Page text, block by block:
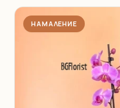
НАМАЛЕНИЕ